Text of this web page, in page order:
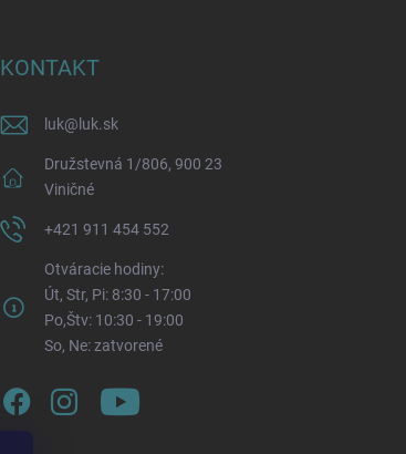
KONTAKT
luk@ luk.sk
Družstevná 1/806, 900 23
Viničné
+421 911 454 552
Otváracie hodiny:
Út, Str, Pi: 8:30 - 17:00
Po,Štv: 10:30 - 19:00
So, Ne: zatvorené